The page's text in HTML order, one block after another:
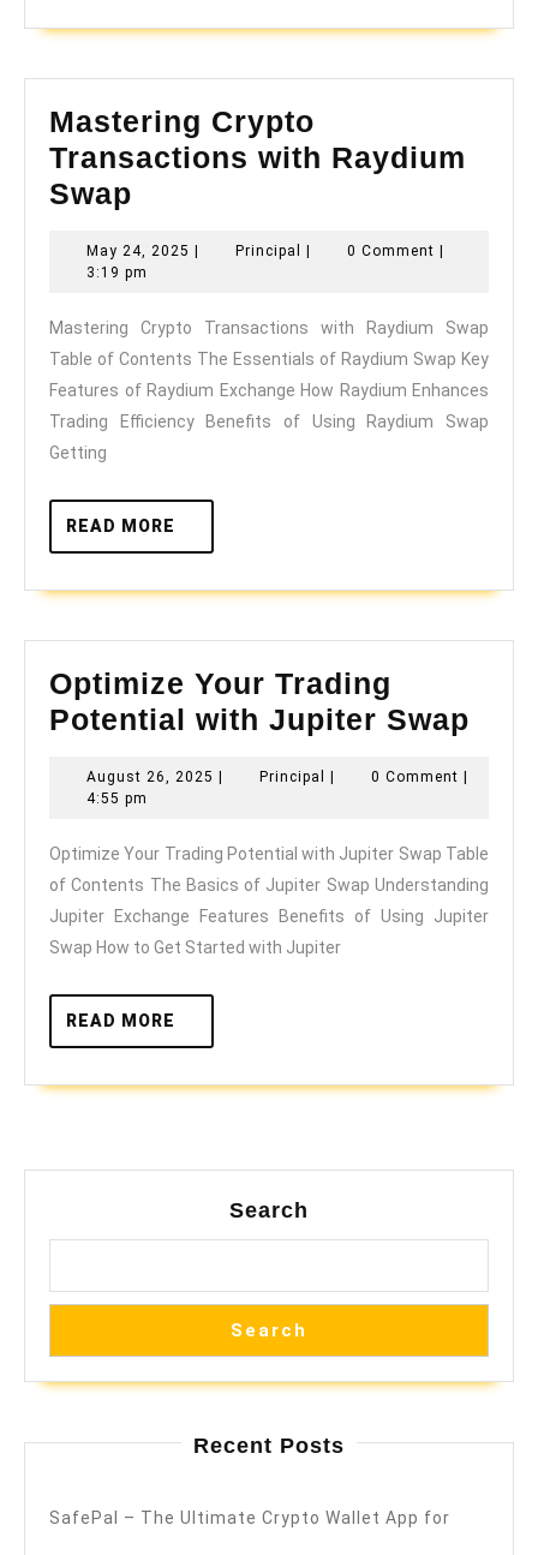
Mastering Crypto
Transactions with Raydium
Swap
Transactions
Raydium
Swap
May 24, 2025 May
| Principal Principal
| 0 Comment |
3:19 pm
Mastering Crypto Transactions with Raydium Swap
Table of Contents The Essentials of Raydium Swap Key
Features of Raydium Exchange How Raydium Enhances
Trading Efficiency Benefits of Using Raydium Swap
Getting
READ MORE
MORE
Optimize Your Trading
Potential with Jupiter Swap
with
August 26, 2025 August
| Principal Principal
| 0 Comment |
4:55 pm
Optimize Your Trading Potential with Jupiter Swap Table
of Contents The Basics of Jupiter Swap Understanding
Jupiter Exchange Features Benefits of Using Jupiter
Swap How to Get Started with Jupiter
READ MORE
MORE
Search
Search
Recent Posts
SafePal – The Ultimate Crypto Wallet App for